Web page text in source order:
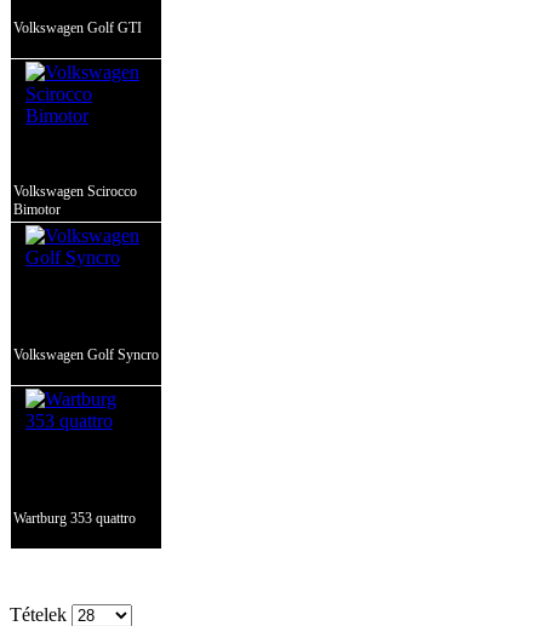
Volkswagen Golf GTI
Volkswagen Scirocco
Bimotor
Volkswagen Golf Syncro
Wartburg 353 quattro
Tételek